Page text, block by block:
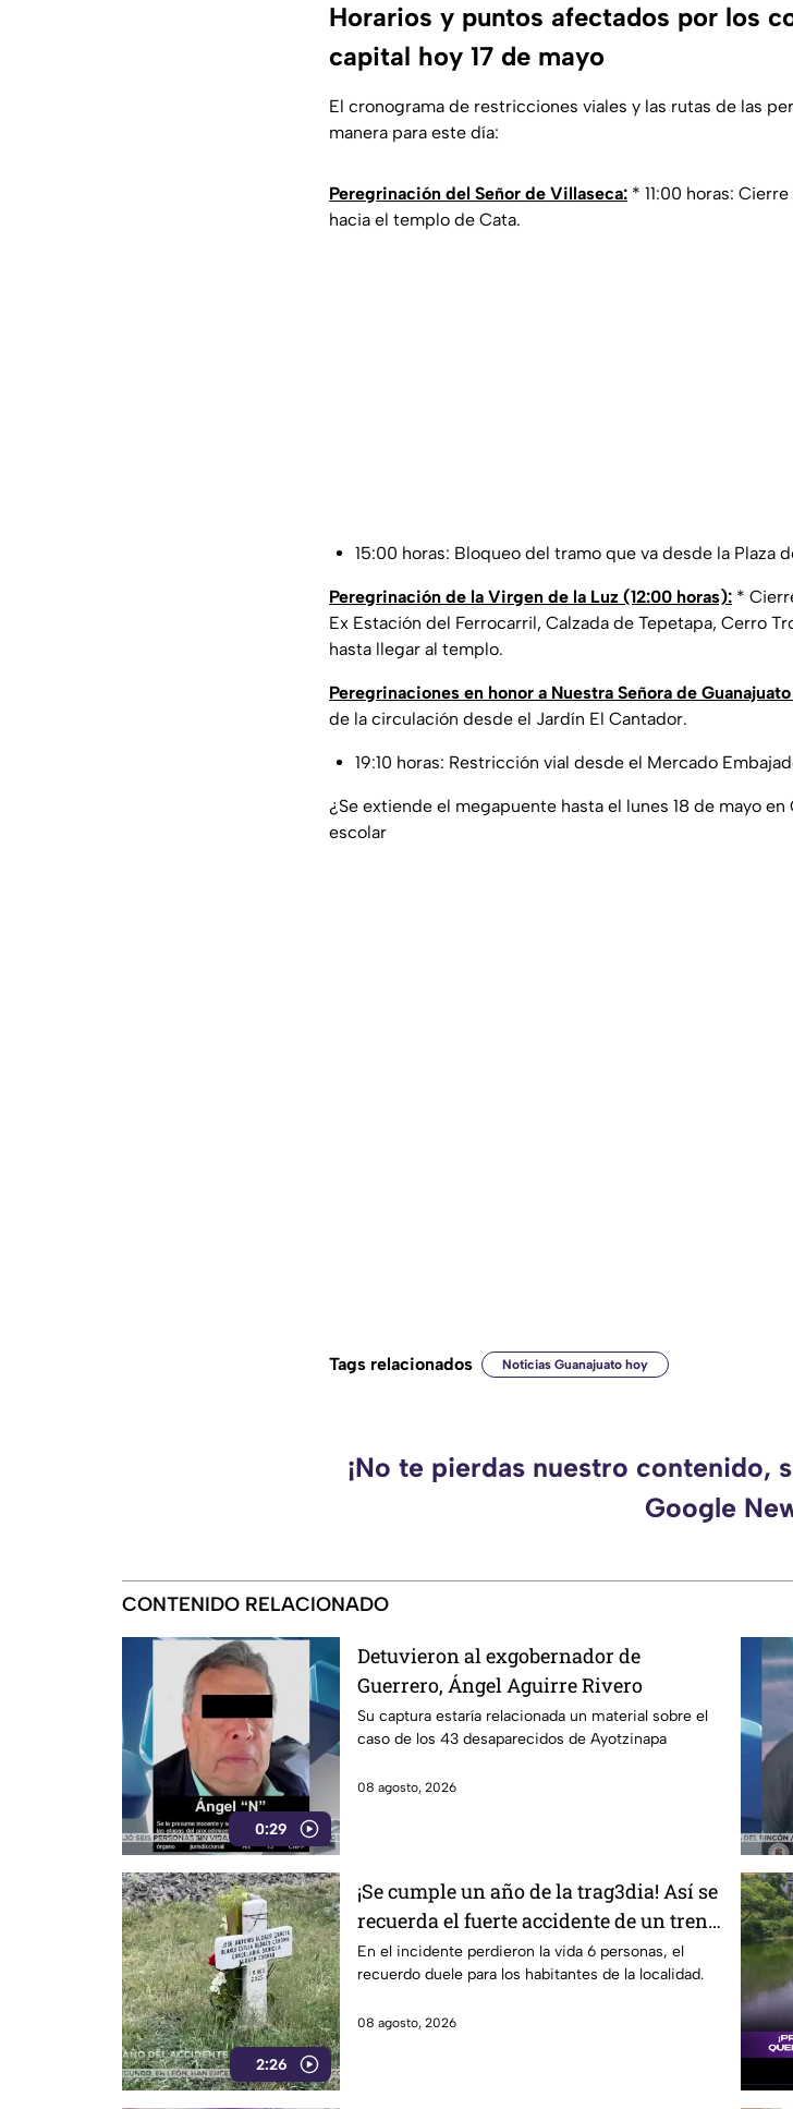
Horarios y puntos afectados por los
capital hoy 17 de mayo
El cronograma de restricciones viales y las rutas de las
manera para este día:
Peregrinación del Señor de Villaseca: * 11:00 horas:
hacia el templo de Cata.
15:00 horas: Bloqueo del tramo que va desde la Plaza
Peregrinación de la Virgen de la Luz (12:00 horas): *
Ex Estación del Ferrocarril, Calzada de Tepetapa, Cerro
hasta llegar al templo.
Peregrinaciones en honor a Nuestra Señora de
de la circulación desde el Jardín El Cantador.
19:10 horas: Restricción vial desde el Mercado
¿Se extiende el megapuente hasta el lunes 18 de mayo
escolar
Tags relacionados Noticias Guanajuato hoy
¡No te pierdas nuestro contenido,
Google
CONTENIDO RELACIONADO
0:29
Detuvieron al exgobernador de
Guerrero, Ángel Aguirre Rivero
Su captura estaría relacionada un material sobre el
caso de los 43 desaparecidos de Ayotzinapa
08 agosto, 2026
2:26
¡Se cumple un año de la trag3dia! Así se
recuerda el fuerte accidente de un tren
en Irapuato
En el incidente perdieron la vida 6 personas, el
recuerdo duele para los habitantes de la localidad.
08 agosto, 2026